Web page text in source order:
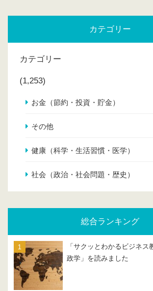
カテゴリー
カテゴリー
(1,253)
お金（節約・投資・貯金）
その他
健康（科学・生活習慣・医学）
社会（政治・社会問題・歴史）
総合ランキング
「サクッとわかるビジネ
政学」を読みました